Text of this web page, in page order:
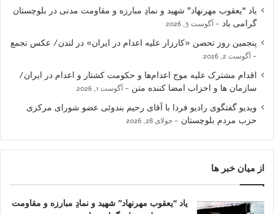
یاد “یعقوب مهرنهاد” شهید و نمادِ مبارزه و مقاومت مدنی در بلوچستان
گرامی باد
آگوست 3, 2026
پنجمین روز تحصن «کارزار علیه اعدام در ایران» در لندن/ عکس تجمع
آگوست 2, 2026
اقدام مشترک علیه موج اعدام‌ها و حکومت کشتار و اعدام در ایران/
سازمان ها و احزاب امضا کننده متن
آگوست 1, 2026
ویدیو گفتگوی رادیو فردا با آقای رحیم بندوئی عضو شورای مرکزی
حزب مردم بلوچستان
جولای 28, 2026
از میان خبر ها
یاد “یعقوب مهرنهاد” شهید و نمادِ مبارزه و مقاومت